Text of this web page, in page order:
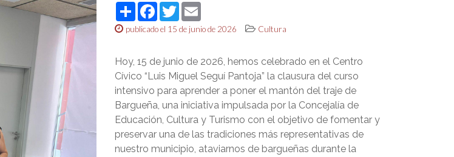
ShareFacebook
TwitterEmail
publicado el 15 de junio de 2026 Cultura
Hoy, 15 de junio de 2026, hemos celebrado en el Centro
Cívico “Luis Miguel Seguí Pantoja” la clausura del curso
intensivo para aprender a poner el mantón del traje de
Bargueña, una iniciativa impulsada por la Concejalía de
Educación, Cultura y Turismo con el objetivo de fomentar y
preservar una de las tradiciones más representativas de
nuestro municipio, ataviarnos de bargueñas durante la